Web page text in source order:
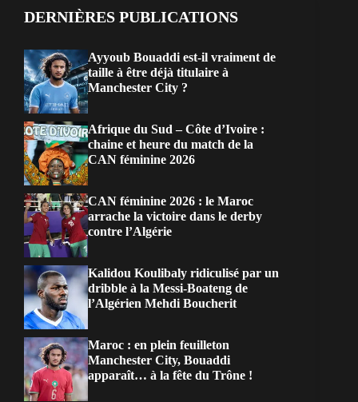
DERNIÈRES PUBLICATIONS
Ayyoub Bouaddi est-il vraiment de
taille à être déjà titulaire à
Manchester City ?
Afrique du Sud – Côte d’Ivoire :
chaine et heure du match de la
CAN féminine 2026
CAN féminine 2026 : le Maroc
arrache la victoire dans le derby
contre l’Algérie
Kalidou Koulibaly ridiculisé par un
dribble à la Messi-Boateng de
l’Algérien Mehdi Boucherit
Maroc : en plein feuilleton
Manchester City, Bouaddi
apparaît… à la fête du Trône !